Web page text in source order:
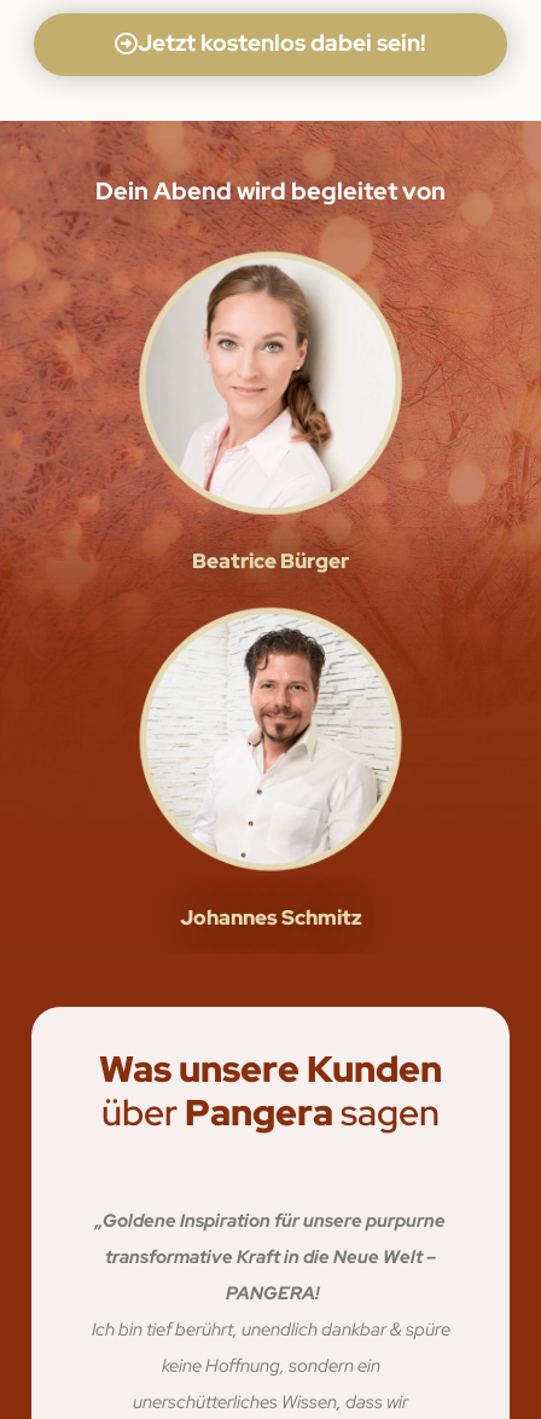
Jetzt kostenlos dabei sein!
Dein Abend wird begleitet von
Beatrice Bürger
Johannes Schmitz
Was unsere Kunden
überPangerasagen
„Goldene Inspiration für unsere purpurne
transformative Kraft in die Neue Welt –
PANGERA!
Ich bin tief berührt, unendlich dankbar & spüre
keine Hoffnung, sondern ein
unerschütterliches Wissen, dass wir